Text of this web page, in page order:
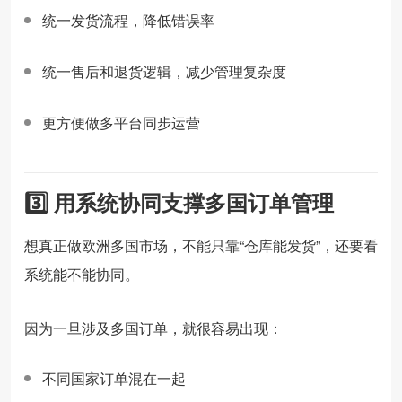
统一发货流程，降低错误率
统一售后和退货逻辑，减少管理复杂度
更方便做多平台同步运营
3️⃣ 用系统协同支撑多国订单管理
想真正做欧洲多国市场，不能只靠“仓库能发货”，还要看
系统能不能协同。
因为一旦涉及多国订单，就很容易出现：
不同国家订单混在一起